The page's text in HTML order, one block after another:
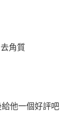
去角質
他一個好評吧